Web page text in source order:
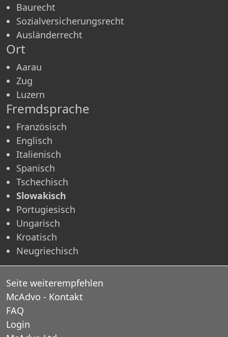
Baurecht
Sozialversicherungsrecht
Ausländerrecht
Ort
Aarau
Zug
Luzern
Fremdsprache
Französisch
Englisch
Italienisch
Spanisch
Tschechisch
Slowakisch
Portugiesisch
Ungarisch
Kroatisch
Neugriechisch
Seite weiterempfehlen
McAdvo - Kontakt
FAQ
Login